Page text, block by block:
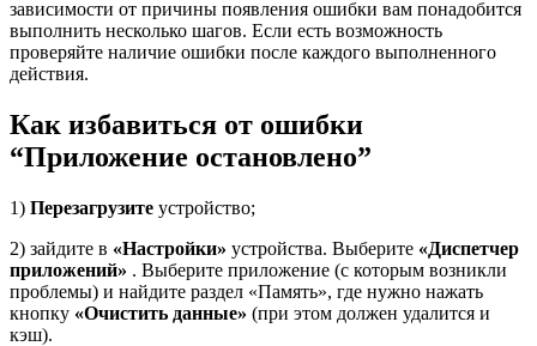
зависимости от причины появления ошибки вам понадобится
выполнить несколько шагов. Если есть возможность
проверяйте наличие ошибки после каждого выполненного
действия.
Как избавиться от ошибки
“Приложение остановлено”
1) Перезагрузите устройство;
2) зайдите в «Настройки» устройства. Выберите «Диспетчер
приложений» . Выберите приложение (с которым возникли
проблемы) и найдите раздел «Память», где нужно нажать
кнопку «Очистить данные» (при этом должен удалится и
кэш).